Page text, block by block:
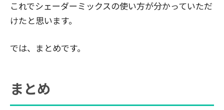
これでシェーダーミックスの使い方が分かっていただ
けたと思います。
では、まとめです。
まとめ